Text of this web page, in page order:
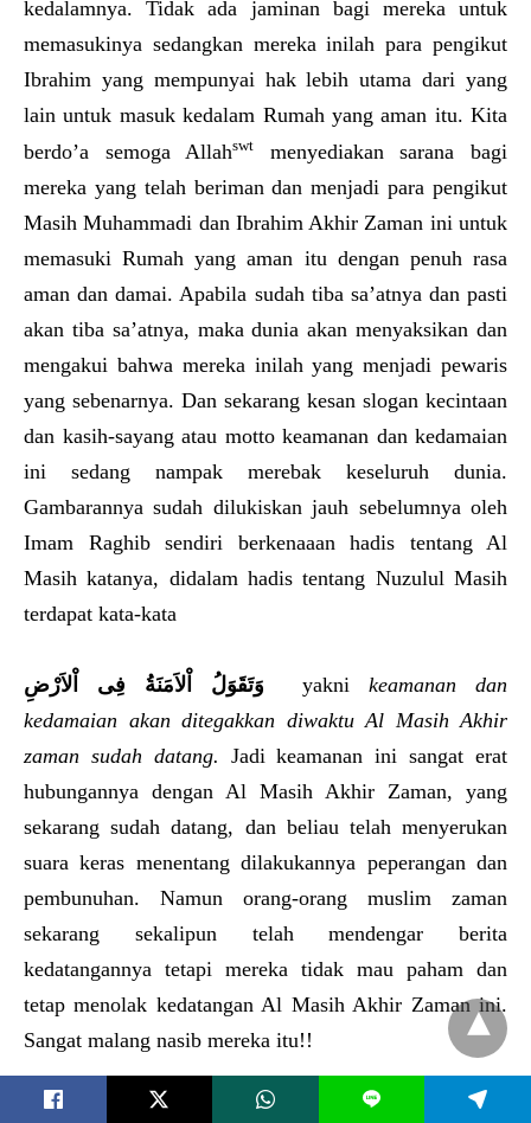
kedalamnya. Tidak ada jaminan bagi mereka untuk
memasukinya sedangkan mereka inilah para pengikut
Ibrahim yang mempunyai hak lebih utama dari yang
lain untuk masuk kedalam Rumah yang aman itu. Kita
berdo’a semoga Allahswt
menyediakan sarana bagi
mereka yang telah beriman dan menjadi para pengikut
Masih Muhammadi dan Ibrahim Akhir Zaman ini untuk
memasuki Rumah yang aman itu dengan penuh rasa
aman dan damai. Apabila sudah tiba sa’atnya dan pasti
akan tiba sa’atnya, maka dunia akan menyaksikan dan
mengakui bahwa mereka inilah yang menjadi pewaris
yang sebenarnya. Dan sekarang kesan slogan kecintaan
dan kasih-sayang atau motto keamanan dan kedamaian
ini sedang nampak merebak keseluruh dunia.
Gambarannya sudah dilukiskan jauh sebelumnya oleh
Imam Raghib sendiri berkenaaan hadis tentang Al
Masih katanya, didalam hadis tentang Nuzulul Masih
terdapat kata-kata
yakni keamanan dan
kedamaian akan ditegakkan diwaktu Al Masih Akhir
zaman sudah datang. Jadi keamanan ini sangat erat
hubungannya dengan Al Masih Akhir Zaman, yang
sekarang sudah datang, dan beliau telah menyerukan
suara keras menentang dilakukannya peperangan dan
pembunuhan. Namun orang-orang muslim zaman
sekarang sekalipun telah mendengar berita
kedatangannya tetapi mereka tidak mau paham dan
tetap menolak kedatangan Al Masih Akhir Zaman ini.
Sangat malang nasib mereka itu!!
Jika mereka yang memberi penjelasan tentang
L